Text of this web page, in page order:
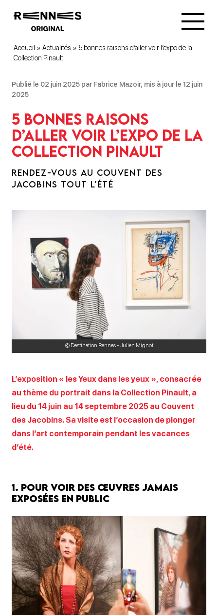
Accueil » Actualités » 5 bonnes raisons d’aller voir l’expo de la
Collection Pinault
Publié le 02 juin 2025 par Fabrice Mazoir, mis à jour le 12 juin
2025
5 bonnes raisons
d’aller voir l’expo de la
Collection Pinault
RENDEZ-VOUS AU COUVENT DES
JACOBINS TOUT L'ÉTÉ
© Destination Rennes - Julien Mignot
L’exposition « les Yeux dans les yeux », consacrée
au thème du portrait dans la Collection Pinault, a
lieu du 14 juin au 14 septembre 2025 au Couvent
des Jacobins. Sa visite est l’occasion de plonger
dans l’art contemporain pendant les vacances
d’été.
1. Pour voir des œuvres jamais
exposées en public